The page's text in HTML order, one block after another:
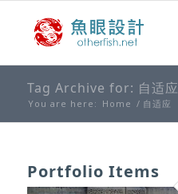
Tag Archive for: 自适应
You are here: Home / 自适应
Portfolio Items